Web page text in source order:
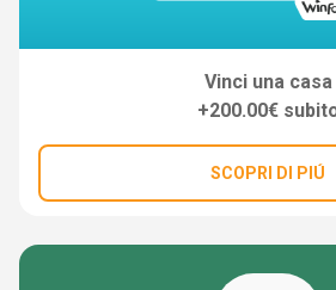
Vinci una casa
+200.00€
SCOPRI DI PIÚ